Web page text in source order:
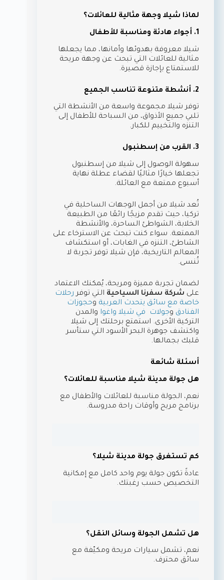
لماذا شيلا وجهة مثالية للعائلات؟
1. أجواء هادئة ومناسبة للأطفال
شيلا معروفة بهدوئها وأمانها، مما يجعلها
مثالية للعائلات التي تبحث عن وجهة مريحة
للاستمتاع بإجازة قصيرة.
2. أنشطة متنوعة تناسب الجميع
توفر شيلا مجموعة واسعة من الأنشطة التي
تلبي جميع الأذواق، من السباحة للأطفال إلى
التنزه والتخييم للكبار.
3. القرب من إسطنبول
سهولة الوصول إلى شيلا من إسطنبول
تجعلها خيارًا مثاليًا لقضاء عطلة نهاية
أسبوع ممتعة مع العائلة.
تُعد شيلا من أجمل الوجهات الساحلية في
تركيا، حيث تقدم مزيجًا رائعًا من الطبيعة
الخلابة، الشواطئ الساحرة، والأنشطة
الممتعة. سواء كنت تبحث عن الاسترخاء على
الشاطئ، التنزه في الغابات، أو استكشاف
المعالم التاريخية، فإن شيلا توفر تجربة لا
تُنسى.
لضمان تجربة مميزة ومريحة، يُمكنك الاعتماد
على شركة سفرنا السياحية التي توفر رحلات
خاصة مع سائق يتحدث العربية وحجوزات
الفنادق وجولات في شيلا واغوا والمدن
التركية الأخرى. استمتع برحلتك إلى شيلا
واكتشف جوهرة البحر الأسود التي ستأسر
قلبك بجمالها.
أسئلة شائعة
هل جولة مدينة شيلا مناسبة للعائلات؟
نعم، الجولة مناسبة للعائلات والأطفال مع
برنامج مريح وأوقات راحة مدروسة.
كم تستغرق جولة مدينة شيلا؟
عادةً تكون جولة يوم واحد كامل مع إمكانية
التخصيص حسب رغبتك.
هل تشمل الجولة وسائل النقل؟
نعم، تشمل سيارات مريحة ومكيّفة مع
سائق محترف.